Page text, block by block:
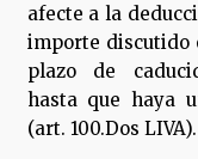
afecte a la
importe discutido
plazo de
hasta que haya
(art. 100.Dos LIVA).